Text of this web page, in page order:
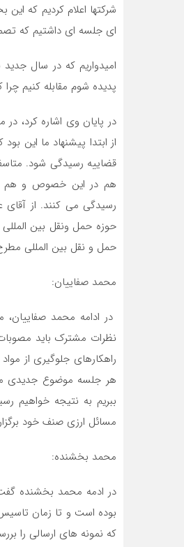
ای جلسه ای داشتیم که
امیدواریم که در سال
پدیده شوم مقابله کنیم
در پایان وی اشاره کرد،
از ابتدا پیشنهاد ما این
قضاییه رسیدگی شود.
هم در این خصوص و هم در
رسیدگی می کنند. از
حوزه حمل ونقل بین
حمل و نقل بین المللی مطرح می شود 5 الی 6 سال و بعضا حتی بیشتر هم
محمد صفاییان:
در ادامه محمد
راهکارهای جلوگیری از
هر جلسه موضوع جدیدی
ببریم به نتیجه خواهیم
مسائل ارزی صنف خود
محمد بخشنده:
در ادمه محمد بخشنده
بوده است و تا زمان تاسیس
که نمونه های ارسالی را بررسی کرده و طی 4